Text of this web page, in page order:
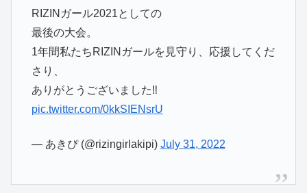
RIZINガール2021としての
最後の大会。
1年間私たちRIZINガールを見守り、応援してくだ
さり、
ありがとうございました‼️
pic.twitter.com/0kkSIENsrU
— あきぴ (@rizingirlakipi) July 31, 2022